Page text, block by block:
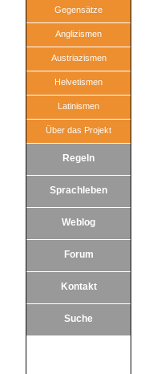
Gegensätze
Anglizismen
Austriazismen
Helvetismen
Latinismen
Über das Projekt
Regeln
Sprachleben
Weblog
Forum
Kontakt
Suche